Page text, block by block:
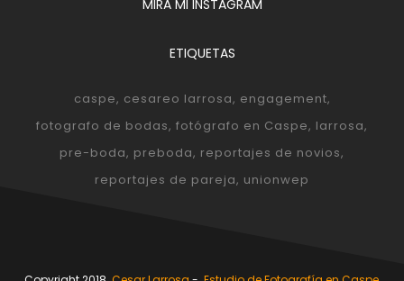
MIRA MI INSTAGRAM
ETIQUETAS
caspe cesareo larrosa engagement
fotografo de bodas fotógrafo en Caspe larrosa
pre-boda preboda reportajes de novios
reportajes de pareja unionwep